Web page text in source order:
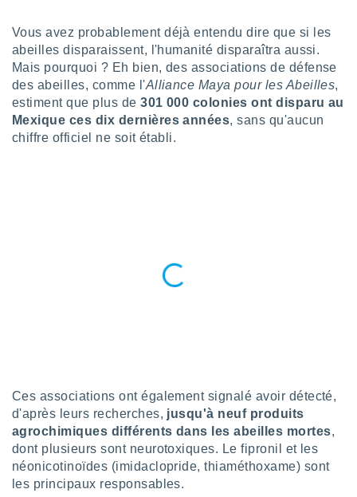
»,
au
vous
de
qu'ils
ou
Vous avez probablement déjà entendu dire que si les
abeilles disparaissent, l'humanité disparaîtra aussi.
Mais pourquoi ? Eh bien, des associations de défense
des abeilles, comme l'Alliance Maya pour les Abeilles,
estiment que plus de301 000 colonies ont disparu au
Mexique ces dix dernières années, sans qu'aucun
chiffre officiel ne soit établi.
Ces associations ont également signalé avoir détecté,
d'après leurs recherches, jusqu'à neuf produits
agrochimiques différents dans les abeilles mortes,
dont plusieurs sont neurotoxiques. Le fipronil et les
néonicotinoïdes (imidaclopride, thiaméthoxame) sont
les principaux responsables.